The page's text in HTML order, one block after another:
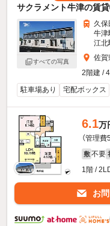
サクラメント牛津の賃
すべての写真
久保
牛津
江北
佐賀
2階建 /
駐車場あり
宅配ボックス
6.1万
（管理費
敷 不要
1階 /
お